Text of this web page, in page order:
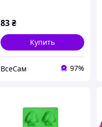
83 ₴
Купить
ВсеСам 97%